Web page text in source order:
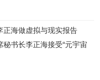
正海做虚拟与现实报告
书长李正海接受“元宇宙